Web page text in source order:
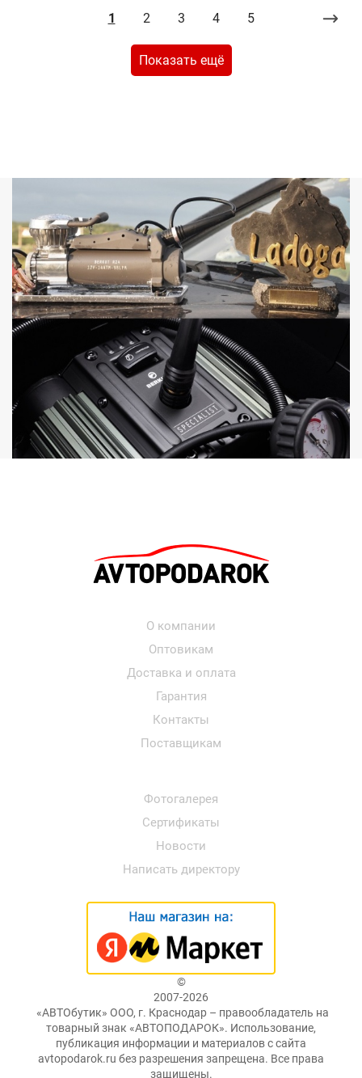
1 2 3 4 5
Показать ещё
О компании
Оптовикам
Доставка и оплата
Гарантия
Контакты
Поставщикам
Фотогалерея
Сертификаты
Новости
Написать директору
©
2007-2026
«АВТОбутик» ООО, г. Краснодар – правообладатель на
товарный знак «АВТОПОДАРОК». Использование,
публикация информации и материалов с сайта
avtopodarok.ru без разрешения запрещена. Все права
защищены.